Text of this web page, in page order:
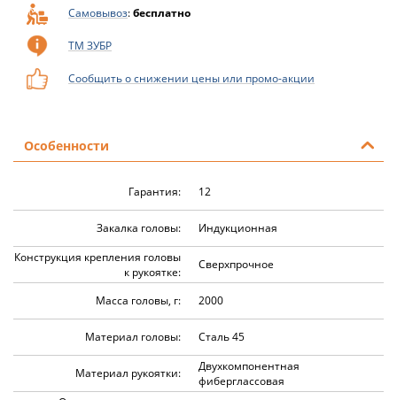
Самовывоз:бесплатно
ТМ ЗУБР
Сообщить о снижении цены или промо-акции
Особенности
Гарантия: 12
Закалка головы:
Индукционная
Конструкция крепления головы
к рукоятке:
Сверхпрочное
Масса головы, г: 2000
Материал головы: Сталь 45
Материал рукоятки:
Двухкомпонентная
фиберглассовая